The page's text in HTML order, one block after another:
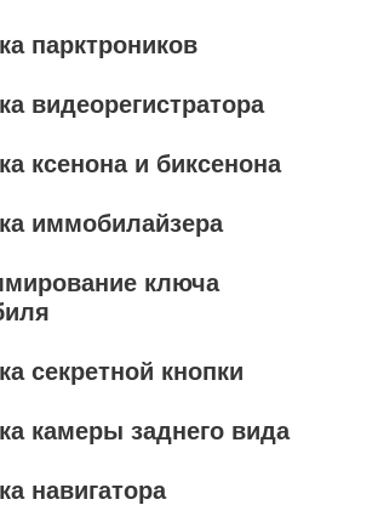
парктроников
видеорегистратора
ксенона и биксенона
иммобилайзера
ключа
секретной кнопки
камеры заднего вида
навигатора